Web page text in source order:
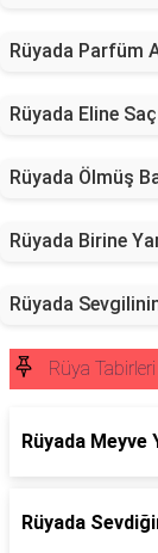
Rüyada Parfüm
Rüyada Eline
Rüyada Ölmüş
Rüyada Birine
Rüyada
Rüya Tabirleri
Rüyada Meyve
Rüyada